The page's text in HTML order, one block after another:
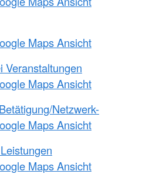
Maps Ansicht
Veranstaltungen
Maps Ansicht
Netzwerk-
Maps Ansicht
Maps Ansicht